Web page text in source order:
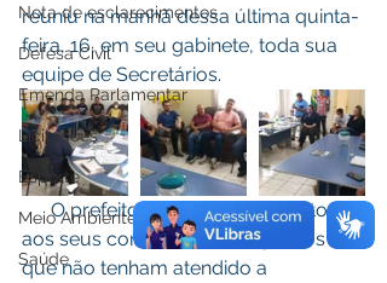
Nota de esclarecimentos
Defesa Civil
Emenda Parlamentar
Licitações
Esporte
Meio Ambiente
Saúde
reuniu na manhã dessa última quinta-
feira, 16, em seu gabinete, toda sua
equipe de Secretários.
      O prefeito buscou avaliar junto
aos seus comandados, os pontos
que não tenham atendido a